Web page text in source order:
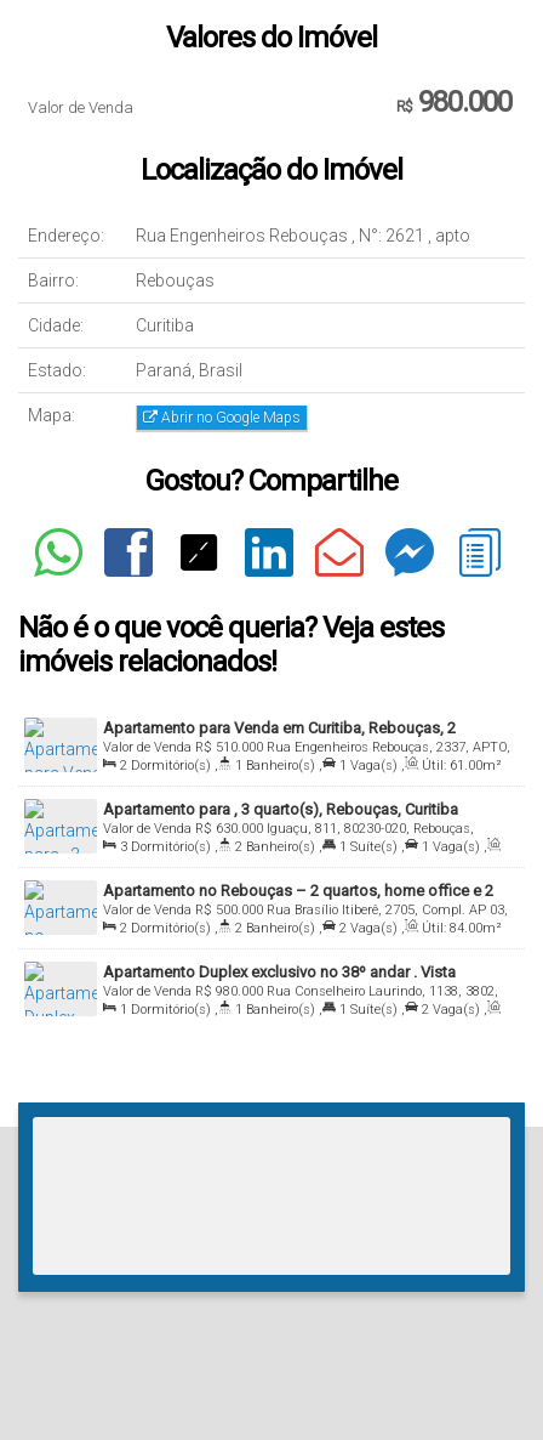
Valores do Imóvel
R$980.000
Valor de Venda
Localização do Imóvel
Endereço: Rua Engenheiros Rebouças , N°: 2621 , apto
Bairro: Rebouças
Cidade: Curitiba
Estado: Paraná, Brasil
Mapa: Abrir no Google Maps
Gostou? Compartilhe
Não é o que você queria? Veja estes
imóveis relacionados!
Apartamento para Venda em Curitiba, Rebouças, 2
dormitórios, 1 banheiro, 1 vaga
R$ 510.000
Valor de Venda
Rua Engenheiros Rebouças, 2337, APTO,
80230-040, Rebouças, Curitiba, Paraná, Brasil
2 Dormitório(s) , 1 Banheiro(s) , 1 Vaga(s) , Útil: 61 .00m²
Apartamento para , 3 quarto(s), Rebouças, Curitiba
R$ 630.000
Valor de Venda
Iguaçu, 811, 80230-020, Rebouças,
Curitiba, Paraná, Brasil
3 Dormitório(s) , 2 Banheiro(s) , 1 Suíte(s) , 1 Vaga(s) ,
Útil: 89.00m²
Apartamento no Rebouças – 2 quartos, home office e 2
vagas
R$ 500.000
Valor de Venda
Rua Brasílio Itiberê, 2705, Compl. AP 03,
80250-160, Rebouças, Curitiba, Paraná, Brasil
2 Dormitório(s) , 2 Banheiro(s) , 2 Vaga(s) , Útil: 84.00m²
Apartamento Duplex exclusivo no 38º andar . Vista
espetacular com 2 vagas
R$ 980.000
Valor de Venda
Rua Conselheiro Laurindo, 1138, 3802,
80060-100, Centro, Curitiba, Paraná, Brasil
1 Dormitório(s) , 1 Banheiro(s) , 1 Suíte(s) , 2 Vaga(s) ,